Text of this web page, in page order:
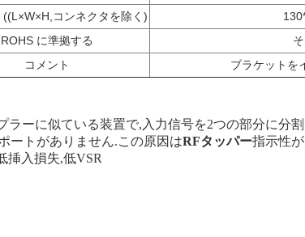
((L×W×H,コンネクタを除く)
ROHS に準拠する
コメント
ブラケットを
ラーに似ている装置で,入力信号を2つの部分に分
ートがありません.この原因はRFタッパー指示性
挿入損失,低VSR